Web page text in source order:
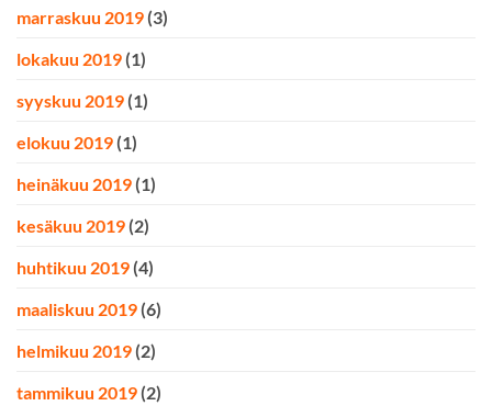
marraskuu 2019 (3)
lokakuu 2019 (1)
syyskuu 2019 (1)
elokuu 2019 (1)
heinäkuu 2019 (1)
kesäkuu 2019 (2)
huhtikuu 2019 (4)
maaliskuu 2019 (6)
helmikuu 2019 (2)
tammikuu 2019 (2)